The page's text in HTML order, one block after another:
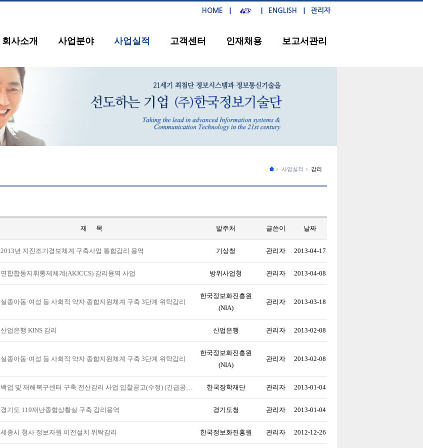
HOME ENGLISH 관리자
회사소개 사업분야 사업실적 고객센터 인재채용 보고서관리
사업실적 감리
제 목 발주처 글쓴이 날짜
2013년 지진조기경보체계 구축사업 통합감리 용역 기상청 관리자 2013-04-17
연합합동지휘통제체계(AKJCCS) 감리용역 사업 방위사업청 관리자 2013-04-08
실종아동·여성 등 사회적 약자 종합지원체계 구축 3단계 위탁감리
한국정보화진흥원
(NIA)
관리자 2013-03-18
산업은행 KINS 감리 산업은행 관리자 2013-02-08
실종아동·여성 등 사회적 약자 종합지원체계 구축 3단계 위탁감리
한국정보화진흥원
(NIA)
관리자 2013-02-08
백업 및 재해복구센터 구축 전산감리 사업 입찰공고(수정) (긴급공… 한국장학재단 관리자 2013-01-04
경기도 119재난종합상황실 구축 감리용역 경기도청 관리자 2013-01-04
세종시 청사 정보자원 이전설치 위탁감리 한국정보화진흥원 관리자 2012-12-26